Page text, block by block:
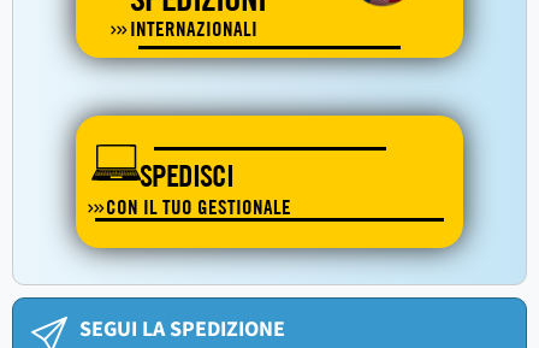
INTERNAZIONALI
SPEDISCI
CON IL TUO GESTIONALE
SEGUI LA SPEDIZIONE